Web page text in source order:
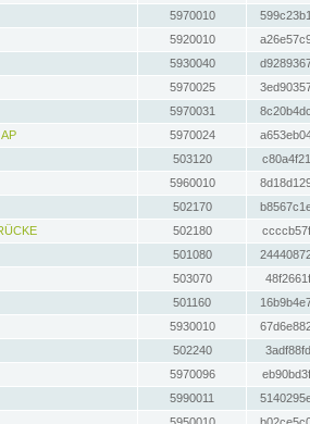
5970010
5920010
5930040
5970025
5970031
5970024
503120
5960010
502170
502180
501080
503070
501160
5930010
502240
5970096
5990011